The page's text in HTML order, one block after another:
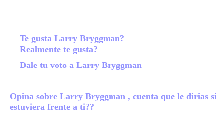
Te gusta Larry Bryggman?
Realmente te gusta?
Dale tu voto a Larry Bryggman
Opina sobre Larry Bryggman , cuenta que le dirias si
estuviera frente a ti??